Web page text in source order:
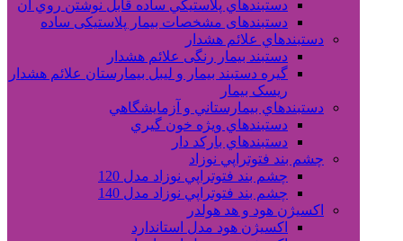
دستبندهاي پلاستيکي ساده قابل نوشتن روي آن
دستبندهای مشخصات بیمار پلاستیکی ساده
دستبندهاي علائم هشدار
دستبند بیمار رنگی علائم هشدار
گیره دستبند بیمار و لیبل بیمارستان علائم هشدار
ریسک بیمار
دستبندهاي بيمارستاني و آزمايشگاهي
دستبندهاي ويژه خون گيري
دستبندهاي بارکد دار
چشم بند فتوتراپي نوزاد
چشم بند فتوتراپي نوزاد مدل 120
چشم بند فتوتراپي نوزاد مدل 140
اکسیژن هود و هد هولدر
اکسیژن هود مدل استاندارد